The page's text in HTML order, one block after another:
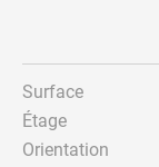
Surface
Étage
Orientation